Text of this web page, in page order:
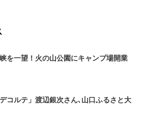
峡を一望！火の山公園にキャンプ場開業
コルテ」渡辺銀次さん､山口ふるさと大